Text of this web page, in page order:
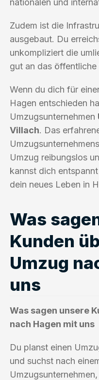
nationalen und
Zudem ist die
ausgebaut. Du
unkompliziert die
gut an das öffentliche
Wenn du dich für
Hagen entschieden
Umzugsunternehmen
Villach. Das
Umzug reibungslos
kannst dich
dein neues Leben in
Was
Kunden
Umzug
uns
Was sagen unsere
nach Hagen mit uns
Du planst einen
und suchst nach